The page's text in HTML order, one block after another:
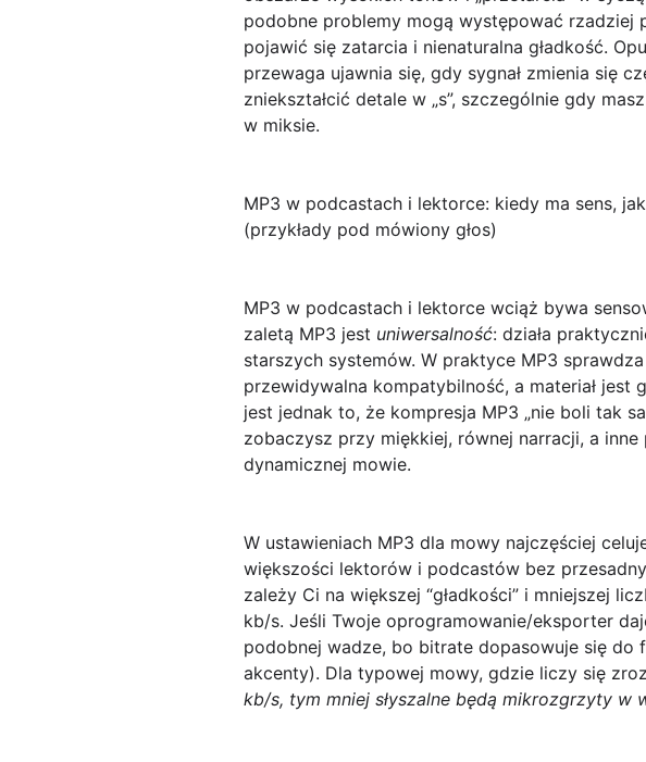
podobne problemy mogą występować
pojawić się zatarcia i nienaturalna gładkość.
przewaga ujawnia się, gdy sygnał zmienia się
zniekształcić detale w „s”, szczególnie gdy
w miksie.
MP3 w podcastach i lektorce: kiedy ma sens,
(przykłady pod mówiony głos)
MP3 w podcastach i lektorce wciąż bywa
zaletą MP3 jest uniwersalność: działa
starszych systemów. W praktyce MP3
przewidywalna kompatybilność, a materiał jest
jest jednak to, że kompresja MP3 „nie boli tak
zobaczysz przy miękkiej, równej narracji, a
dynamicznej mowie.
W ustawieniach MP3 dla mowy najczęściej
większości lektorów i podcastów bez
zależy Ci na większej “gładkości” i mniejszej
kb/s. Jeśli Twoje oprogramowanie/eksporter
podobnej wadze, bo bitrate dopasowuje się
akcenty). Dla typowej mowy, gdzie liczy się
kb/s, tym mniej słyszalne będą mikrozgrzyty w